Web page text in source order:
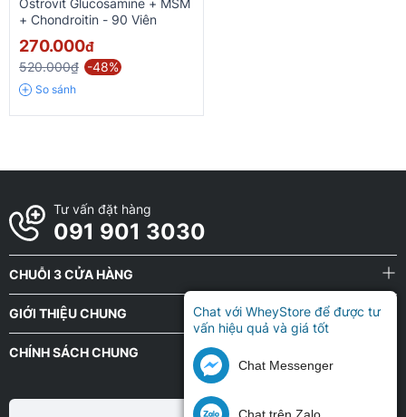
Ostrovit Glucosamine + MSM
+ Chondroitin - 90 Viên
270.000đ
520.000₫ -48%
So sánh
Tư vấn đặt hàng
091 901 3030
CHUỖI 3 CỬA HÀNG
GIỚI THIỆU CHUNG
CHÍNH SÁCH CHUNG
Chat với WheyStore để được tư
vấn hiệu quả và giá tốt
Chat Messenger